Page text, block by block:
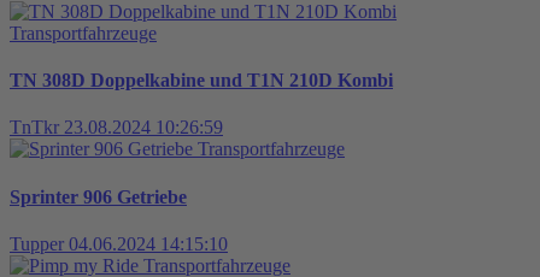
Transportfahrzeuge
TN 308D Doppelkabine und T1N 210D Kombi
TnTkr 23.08.2024 10:26:59
Transportfahrzeuge
Sprinter 906 Getriebe
Tupper 04.06.2024 14:15:10
Transportfahrzeuge